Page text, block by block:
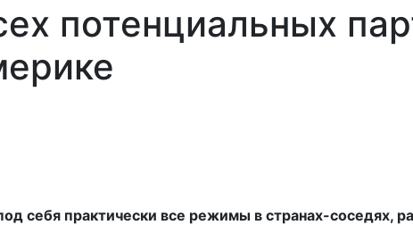
потенциальных
себя практически все режимы в странах-соседях,